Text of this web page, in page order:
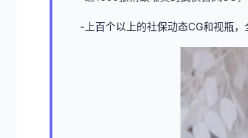
-上百个以上的社保动态CG和视瓶，